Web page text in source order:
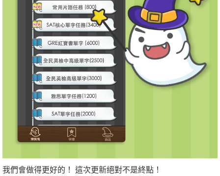
我們會做得更好的！ 這次更新絕對不是終點！